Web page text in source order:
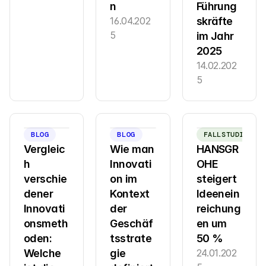
n
16.04.202
5
Führung
skräfte
im Jahr
2025
14.02.202
5
BLOG
Vergleic
h
verschie
dener
Innovati
onsmeth
oden:
Welche
BLOG
Wie man
Innovati
on im
Kontext
der
Geschäf
tsstrate
gie
FALLSTUDIE
HANSGR
OHE
steigert
Ideenein
reichung
en um
50 %
24.01.202